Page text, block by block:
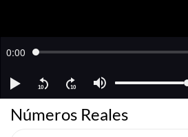
Números Reales